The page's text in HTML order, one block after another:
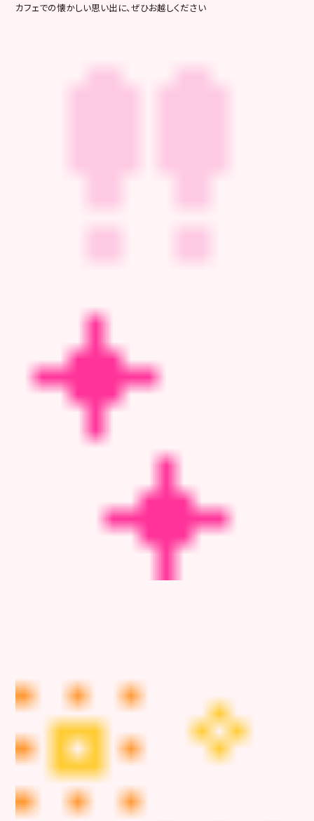
カフェでの懐かしい思い出に、ぜひお越しください